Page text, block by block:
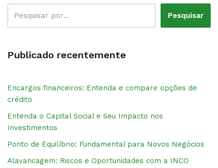
Pesquisar
Publicado recentemente
Encargos financeiros: Entenda e compare opções de
crédito
Entenda o Capital Social e Seu Impacto nos
Investimentos
Ponto de Equilíbrio: Fundamental para Novos Negócios
Alavancagem: Riscos e Oportunidades com a INCO